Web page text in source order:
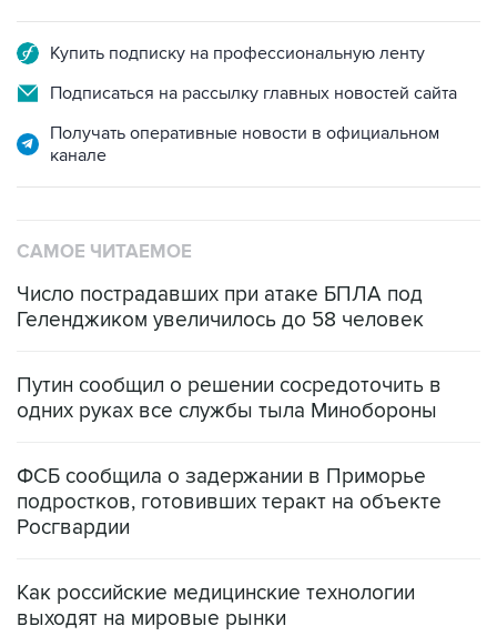
Купить подписку на профессиональную ленту
Подписаться на рассылку главных новостей сайта
Получать оперативные новости в официальном
канале
САМОЕ ЧИТАЕМОЕ
Число пострадавших при атаке БПЛА под
Геленджиком увеличилось до 58 человек
Путин сообщил о решении сосредоточить в
одних руках все службы тыла Минобороны
ФСБ сообщила о задержании в Приморье
подростков, готовивших теракт на объекте
Росгвардии
Как российские медицинские технологии
выходят на мировые рынки